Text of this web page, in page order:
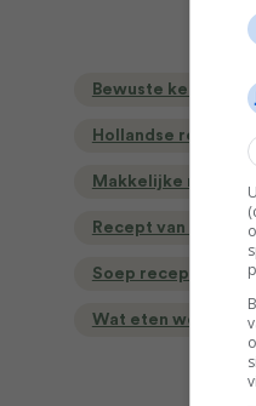
Bewuste keuzes
Hollandse recepten
Makkelijke recepten
Recept van de dag
Soep recepten
Wat eten we